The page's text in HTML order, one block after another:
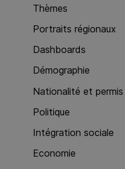
Thèmes
Portraits régionaux
Dashboards
Démographie
Nationalité et permis
Politique
Intégration sociale
Economie